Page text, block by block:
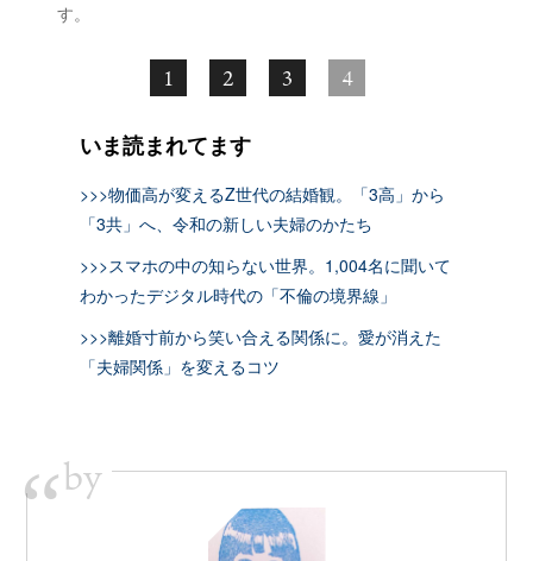
す。
1 2 3 4
いま読まれてます
>>>物価高が変えるZ世代の結婚観。「3高」から
「3共」へ、令和の新しい夫婦のかたち
>>>スマホの中の知らない世界。1,004名に聞いて
わかったデジタル時代の「不倫の境界線」
>>>離婚寸前から笑い合える関係に。愛が消えた
「夫婦関係」を変えるコツ
“by